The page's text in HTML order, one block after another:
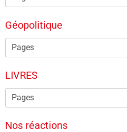
Géopolitique
LIVRES
Nos réactions